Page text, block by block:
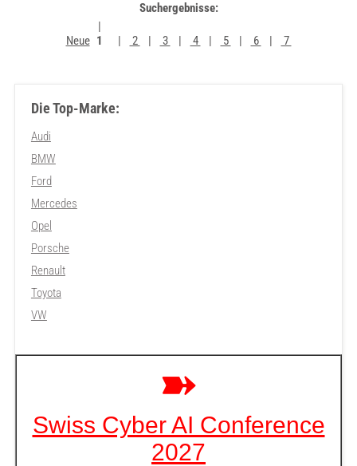
Suchergebnisse:
Neue 1 2 3 4 5 6 7
Die Top-Marke:
Audi
BMW
Ford
Mercedes
Opel
Porsche
Renault
Toyota
VW